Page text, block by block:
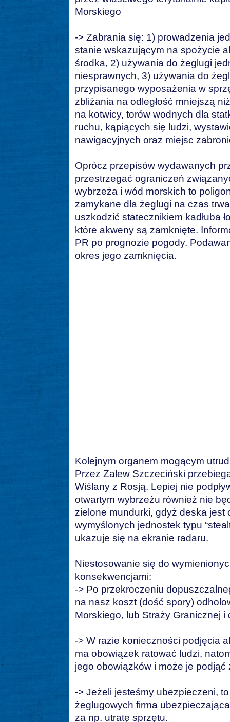
Morskiego
-> Zabrania się: 1) prowadzenia
stanie wskazującym na spożycie
środka, 2) używania do żeglugi
niesprawnych, 3) używania do
przypisanego wyposażenia w
zbliżania na odległość mniejszą
na kotwicy, torów wodnych dla
ruchu, kąpiących się ludzi,
nawigacyjnych oraz miejsc
Oprócz przepisów wydawanych
przestrzegać ograniczeń
wybrzeża i wód morskich to
zamykane dla żeglugi na czas
uszkodzić statecznikiem kadłuba
które akweny są zamknięte.
PR po prognozie pogody.
okres jego zamknięcia.
Kolejnym organem mogącym
Przez Zalew Szczeciński
Wiślany z Rosją. Lepiej nie
otwartym wybrzeżu również nie
zielone mundurki, gdyż deska jest
wymyślonych jednostek typu
ukazuje się na ekranie radaru.
Niestosowanie się do
konsekwencjami:
-> Po przekroczeniu
na nasz koszt (dość spory)
Morskiego, lub Straży Granicznej
-> W razie konieczności podjęcia
ma obowiązek ratować ludzi,
jego obowiązków i może je podjąć
-> Jeżeli jesteśmy ubezpieczeni,
żeglugowych firma
za np. utratę sprzętu.